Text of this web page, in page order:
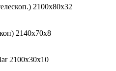
2100х80х32
2140x70x8
2100х30х10